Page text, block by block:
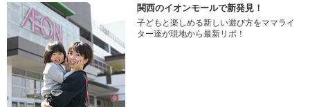
関西のイオンモールで新発見！
子どもと楽しめる新しい遊び方をママライ
ター達が現地から最新リポ！